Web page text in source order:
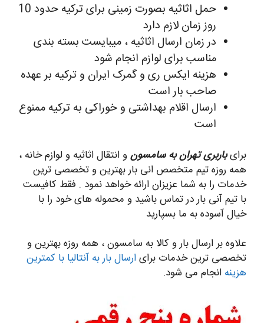
حمل اثاثیه بصورت زمینی برای ترکیه حدود 10
روز زمان لازم دارد
در زمان ارسال اثاثیه ، میبایست بسته بندی
مناسب برای لوازم انجام شود
هزینه ایکس ری و گمرک ایران و ترکیه بر عهده
صاحب بار است
ارسال اقلام بهداشتی و خوراکی به ترکیه ممنوع
است
برایباربری تهران به سامسونو انتقال اثاثیه و لوازم خانه ،
همه روزه تیم متخصص انی بار بهترین و تخصصی ترین
خدمات را به شما عزیزان ارائه خواهد نمود . فقط کافیست
با تیم آنی بار در تماس باشید و محموله های خود را با
خیال آسوده به ما بسپارید
علاوه بر ارسال بار و کالا به سامسون ، همه روزه بهترین و
تخصصی ترین خدمات برایارسال بار به آنتالیا با کمترین
هزینه انجام می شود.